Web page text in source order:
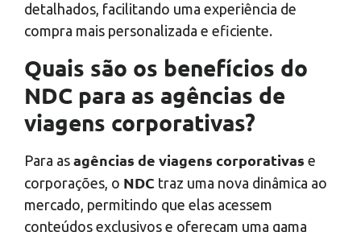
detalhados, facilitando uma experiência de
compra mais personalizada e eficiente.
Quais são os benefícios do
NDC para as agências de
viagens corporativas?
Para as agências de viagens corporativas e
corporações, o NDC traz uma nova dinâmica ao
mercado, permitindo que elas acessem
conteúdos exclusivos e ofereçam uma gama